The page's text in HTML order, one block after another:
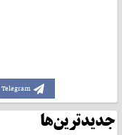
Telegram
جدیدترین‌ها